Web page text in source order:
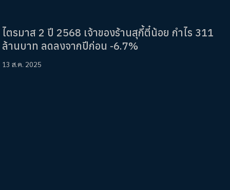
ไตรมาส 2 ปี 2568 เจ้าของร้านสุกี้ตี๋น้อย กำไร 311
ล้านบาท ลดลงจากปีก่อน -6.7%
13 ส.ค. 2025